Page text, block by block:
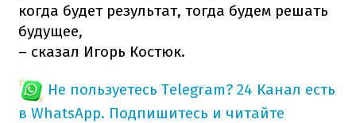
когда будет результат, тогда будем решать
будущее,
– сказал Игорь Костюк.
Не пользуетесь Telegram? 24 Канал есть
в WhatsApp. Подпишитесь и читайте